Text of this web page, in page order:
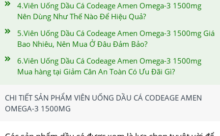
4.Viên Uống Dầu Cá Codeage Amen Omega-3 1500mg
Nên Dùng Như Thế Nào Để Hiệu Quả?
5.Viên Uống Dầu Cá Codeage Amen Omega-3 1500mg Giá
Bao Nhiêu, Nên Mua Ở Đâu Đảm Bảo?
6.Viên Uống Dầu Cá Codeage Amen Omega-3 1500mg
Mua hàng tại Giảm Cân An Toàn Có Ưu Đãi Gì?
CHI TIẾT SẢN PHẨM VIÊN UỐNG DẦU CÁ CODEAGE AMEN
OMEGA-3 1500MG